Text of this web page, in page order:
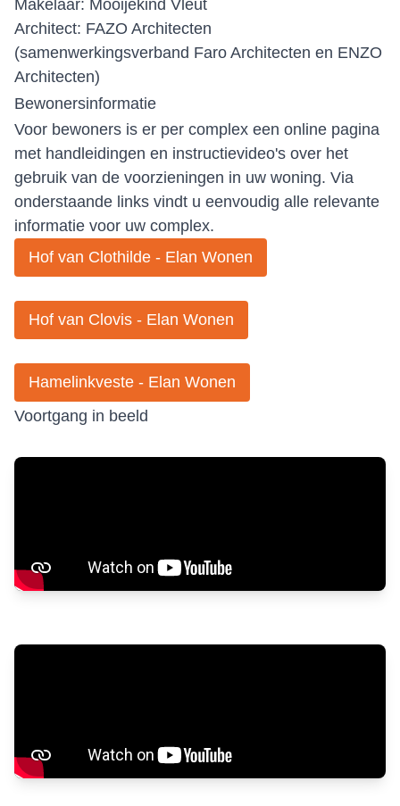
Makelaar: Mooijekind Vleut
Architect: FAZO Architecten
(samenwerkingsverband Faro Architecten en ENZO
Architecten)
Bewonersinformatie
Voor bewoners is er per complex een online pagina
met handleidingen en instructievideo's over het
gebruik van de voorzieningen in uw woning. Via
onderstaande links vindt u eenvoudig alle relevante
informatie voor uw complex.
Hof van Clothilde - Elan Wonen
Hof van Clovis - Elan Wonen
Hamelinkveste - Elan Wonen
Voortgang in beeld